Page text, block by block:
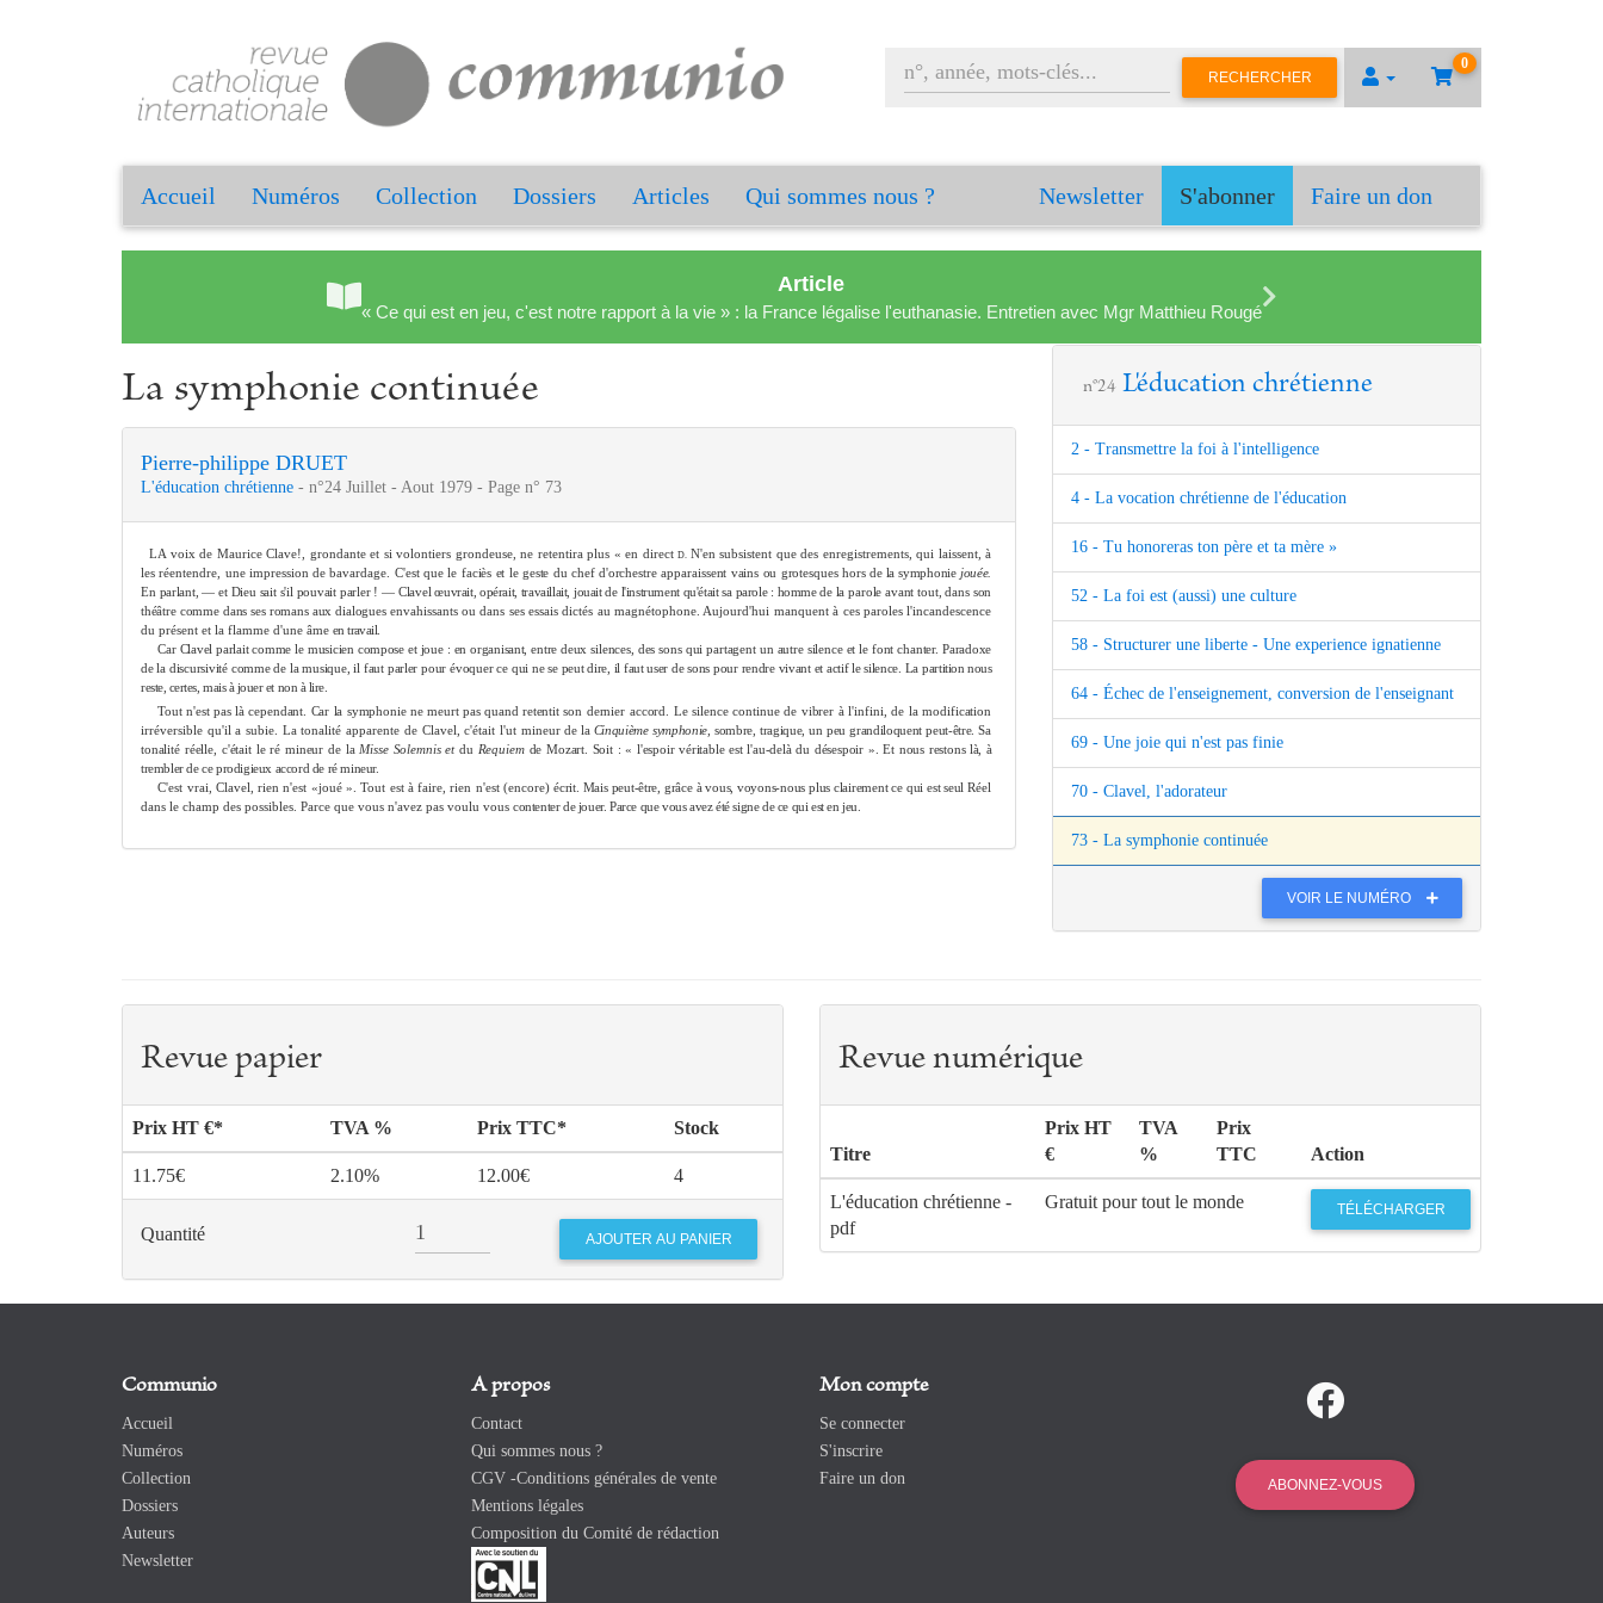
0
RECHERCHER
Accueil Numéros Collection Dossiers Articles Qui sommes nous ? Newsletter S'abonner Faire un don
Article
« Ce qui est en jeu, c'est notre rapport à la vie » : la France légalise l'euthanasie. Entretien avec Mgr Matthieu Rougé
La symphonie continuée
Pierre-philippe DRUET
L'éducation chrétienne - n°24 Juillet - Aout 1979 - Page n° 73
LA voix de Maurice Clave!, grondante et si volontiers grondeuse, ne retentira plus « en directD. N'en subsistent que des enregistrements, qui laissent, à
les réentendre, une impression de bavardage. C'est que le faciès et le geste du chef d'orchestre apparaissent vains ou grotesques horsde la symphonie jouée.
En parlant, — et Dieu sait s'il pouvait parler ! — Clavelœuvrait, opérait, travaillait, jouait de l'instrument qu'était sa parole : homme de la parole avant tout, dans son
théâtre comme dans ses romans aux dialogues envahissants ou dans ses essais dictés au magnétophone. Aujourd'hui manquent à ces paroles l'incandescence
du présent et la flamme d'une âme en travail.
Car Clavel parlait comme le musicien compose et joue : en organisant, entredeux silences, des sons qui partagent un autre silence et le font chanter. Para­doxe
de la discursivité comme de la musique, il faut parler pour évoquer ce quine se peut dire, il faut user de sons pour rendre vivant et actif le silence. La par­tition nous
reste, certes, mais à jouer et non à lire.
Tout n'est pas là cependant. Car la symphonie ne meurt pas quand retentitson dernier accord. Le silence continue de vibrer à l'infini, de la modification
irréversible qu'il a subie. La tonalité apparente de Clavel, c'était l'ut mineurde la Cinquième symphonie, sombre, tragique, un peu grandiloquent peut-être.Sa
tonalité réelle, c'était le ré mineur de laMisse Solemnis et du Requiem deMozart. Soit : « l'espoir véritable est l'au-delà du désespoir ». Et nous restonslà, à
trembler de ce prodigieux accord de ré mineur.
C'est vrai, Clavel, rien n'est «joué ». Tout est à faire, rien n'est (encore)écrit. Mais peut-être, grâce à vous, voyons-nous plus clairement ce qui est seulRéel
dans le champ des possibles. Parce que vous n'avez pas voulu vous contenter de jouer. Parce que vous avez été signe de ce qui est en jeu.
n°24 L'éducation chrétienne
2 - Transmettre la foi à l'intelligence
4 - La vocation chrétienne de l'éducation
16 - Tu honoreras ton père et ta mère »
52 - La foi est (aussi) une culture
58 - Structurer une liberte - Une experience ignatienne
64 - Échec de l'enseignement, conversion de l'enseignant
69 - Une joie qui n'est pas finie
70 - Clavel, l'adorateur
73 - La symphonie continuée
VOIR LE NUMÉRO
Revue papier
Prix HT €* TVA % Prix TTC* Stock
11.75€ 2.10% 12.00€ 4
Quantité
Revue numérique
Titre
Prix HT
€
TVA
%
Prix
TTC
Action
L'éducation chrétienne -
pdf
Gratuit pour tout le monde TÉLÉCHARGER
Communio
Accueil
Numéros
Collection
Dossiers
Auteurs
Newsletter
A propos
Contact
Qui sommes nous ?
CGV -Conditions générales de vente
Mentions légales
Composition du Comité de rédaction
Mon compte
Se connecter
S'inscrire
Faire un don
ABONNEZ-VOUS